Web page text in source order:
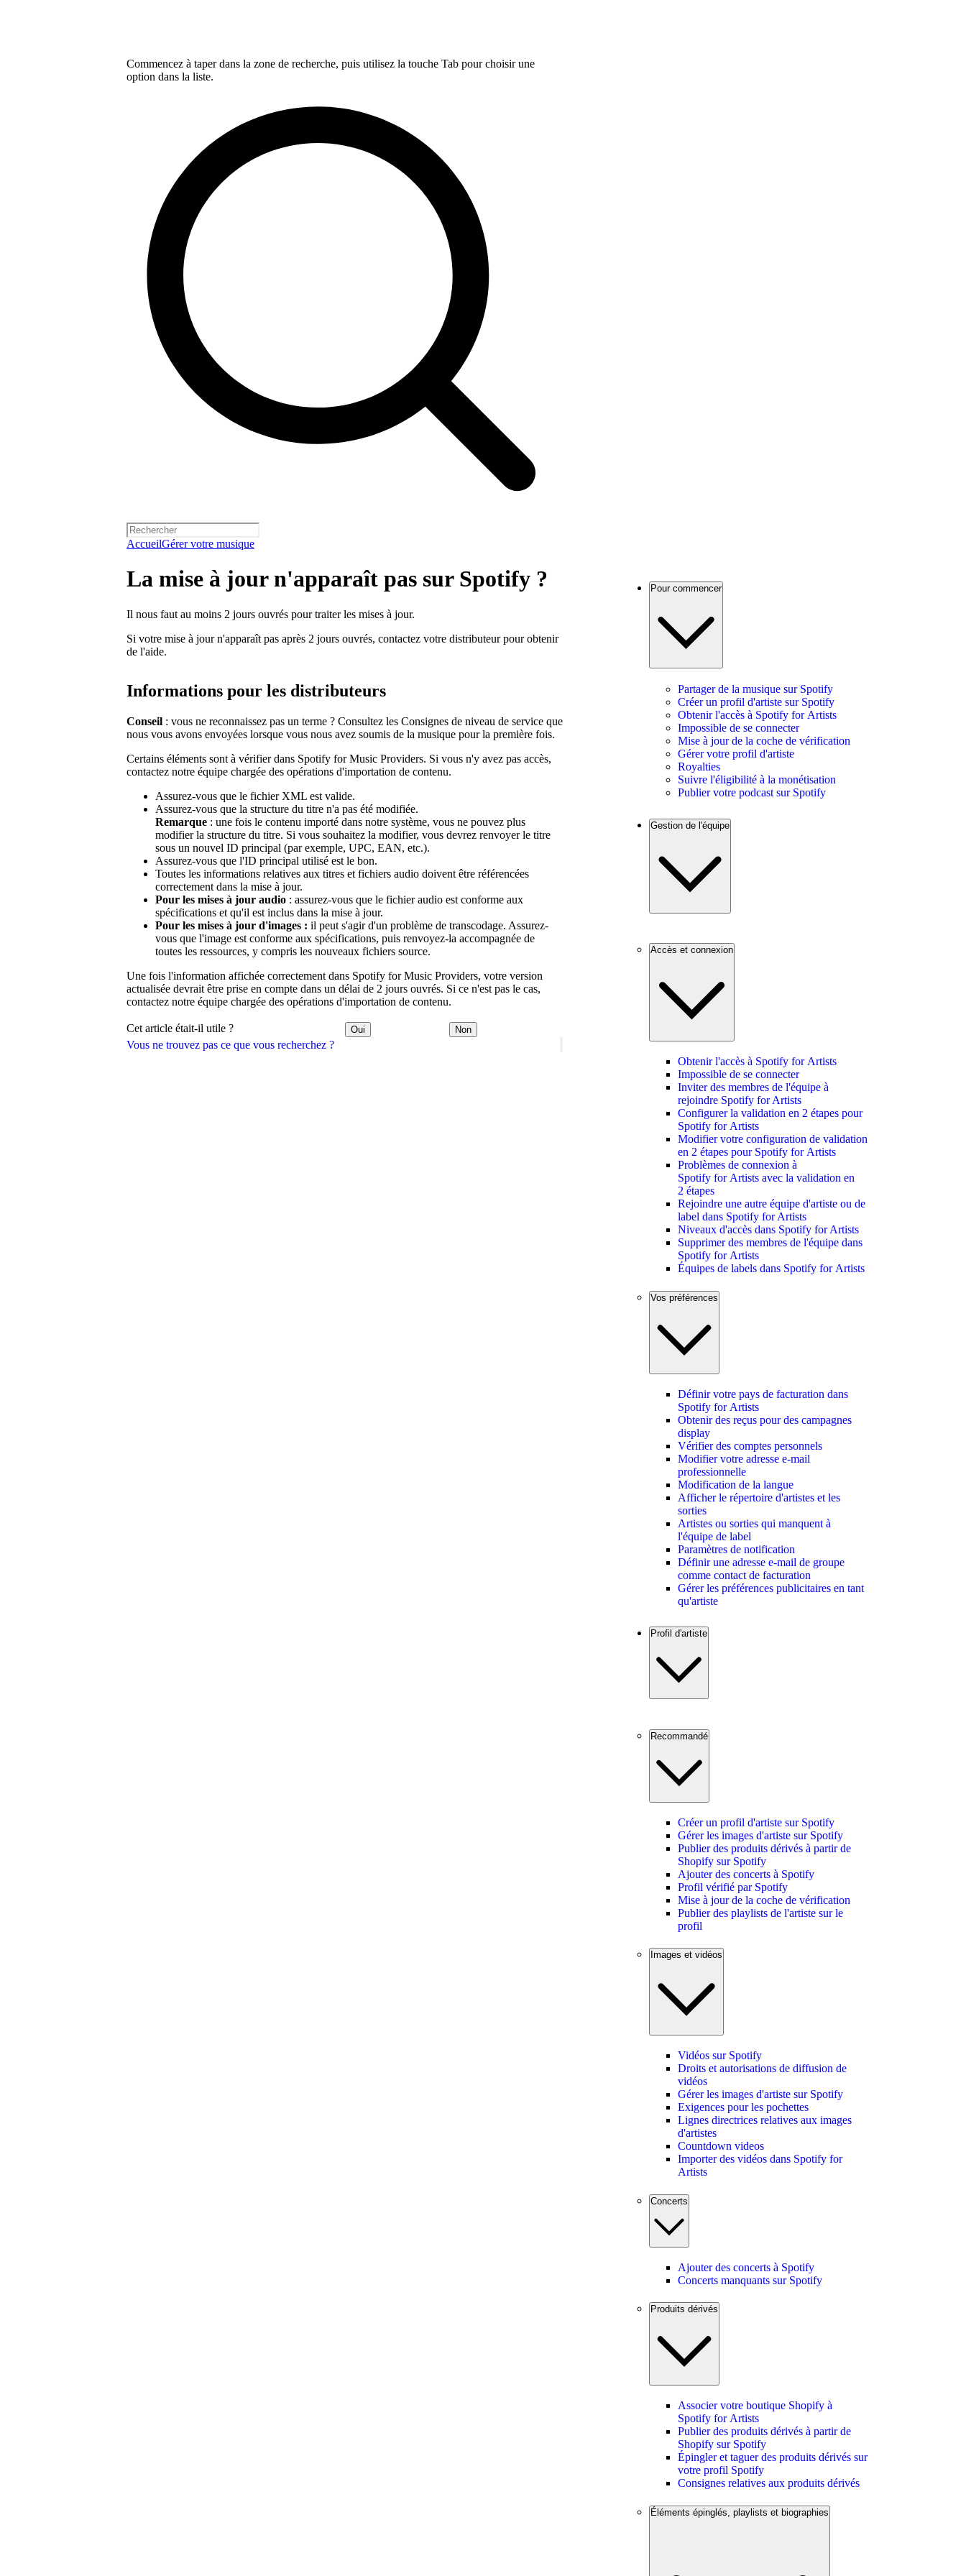
Commencez à taper dans la zone de recherche, puis utilisez la touche Tab pour choisir une
option dans la liste.
AccueilGérer votre musique
Vous ne trouvez pas ce que vous recherchez ?
La mise à jour n'apparaît pas sur Spotify ?
Il nous faut au moins 2 jours ouvrés pour traiter les mises à jour.
Si votre mise à jour n'apparaît pas après 2 jours ouvrés, contactez votre distributeur pour obtenir
de l'aide.
Informations pour les distributeurs
Conseil : vous ne reconnaissez pas un terme ? Consultez les Consignes de niveau de service que
nous vous avons envoyées lorsque vous nous avez soumis de la musique pour la première fois.
Certains éléments sont à vérifier dans Spotify for Music Providers. Si vous n'y avez pas accès,
contactez notre équipe chargée des opérations d'importation de contenu.
Assurez-vous que le fichier XML est valide.
Assurez-vous que la structure du titre n'a pas été modifiée.
Remarque : une fois le contenu importé dans notre système, vous ne pouvez plus
modifier la structure du titre. Si vous souhaitez la modifier, vous devrez renvoyer le titre
sous un nouvel ID principal (par exemple, UPC, EAN, etc.).
Assurez-vous que l'ID principal utilisé est le bon.
Toutes les informations relatives aux titres et fichiers audio doivent être référencées
correctement dans la mise à jour.
Pour les mises à jour audio : assurez-vous que le fichier audio est conforme aux
spécifications et qu'il est inclus dans la mise à jour.
Pour les mises à jour d'images : il peut s'agir d'un problème de transcodage. Assurez-
vous que l'image est conforme aux spécifications, puis renvoyez-la accompagnée de
toutes les ressources, y compris les nouveaux fichiers source.
Une fois l'information affichée correctement dans Spotify for Music Providers, votre version
actualisée devrait être prise en compte dans un délai de 2 jours ouvrés. Si ce n'est pas le cas,
contactez notre équipe chargée des opérations d'importation de contenu.
Cet article était-il utile ? Oui Non
Pour commencer
Partager de la musique sur Spotify
Créer un profil d'artiste sur Spotify
Obtenir l'accès à Spotify for Artists
Impossible de se connecter
Mise à jour de la coche de vérification
Gérer votre profil d'artiste
Royalties
Suivre l'éligibilité à la monétisation
Publier votre podcast sur Spotify
Gestion de l'équipe
Accès et connexion
Obtenir l'accès à Spotify for Artists
Impossible de se connecter
Inviter des membres de l'équipe à
rejoindre Spotify for Artists
Configurer la validation en 2 étapes pour
Spotify for Artists
Modifier votre configuration de validation
en 2 étapes pour Spotify for Artists
Problèmes de connexion à
Spotify for Artists avec la validation en
2 étapes
Rejoindre une autre équipe d'artiste ou de
label dans Spotify for Artists
Niveaux d'accès dans Spotify for Artists
Supprimer des membres de l'équipe dans
Spotify for Artists
Équipes de labels dans Spotify for Artists
Vos préférences
Définir votre pays de facturation dans
Spotify for Artists
Obtenir des reçus pour des campagnes
display
Vérifier des comptes personnels
Modifier votre adresse e-mail
professionnelle
Modification de la langue
Afficher le répertoire d'artistes et les
sorties
Artistes ou sorties qui manquent à
l'équipe de label
Paramètres de notification
Définir une adresse e-mail de groupe
comme contact de facturation
Gérer les préférences publicitaires en tant
qu'artiste
Profil d'artiste
Recommandé
Créer un profil d'artiste sur Spotify
Gérer les images d'artiste sur Spotify
Publier des produits dérivés à partir de
Shopify sur Spotify
Ajouter des concerts à Spotify
Profil vérifié par Spotify
Mise à jour de la coche de vérification
Publier des playlists de l'artiste sur le
profil
Images et vidéos
Vidéos sur Spotify
Droits et autorisations de diffusion de
vidéos
Gérer les images d'artiste sur Spotify
Exigences pour les pochettes
Lignes directrices relatives aux images
d'artistes
Countdown videos
Importer des vidéos dans Spotify for
Artists
Concerts
Ajouter des concerts à Spotify
Concerts manquants sur Spotify
Produits dérivés
Associer votre boutique Shopify à
Spotify for Artists
Publier des produits dérivés à partir de
Shopify sur Spotify
Épingler et taguer des produits dérivés sur
votre profil Spotify
Consignes relatives aux produits dérivés
Éléments épinglés, playlists et biographies